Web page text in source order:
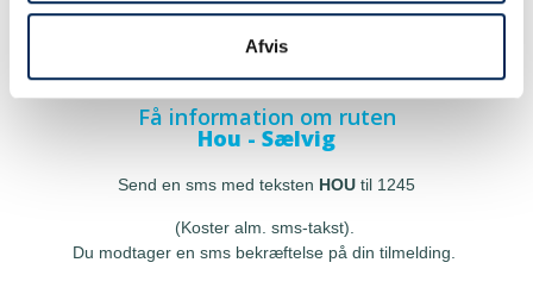
Afvis
Få information om ruten
Hou - Sælvig
Send en sms med teksten HOU til 1245
(Koster alm. sms-takst).
Du modtager en sms bekræftelse på din tilmelding.